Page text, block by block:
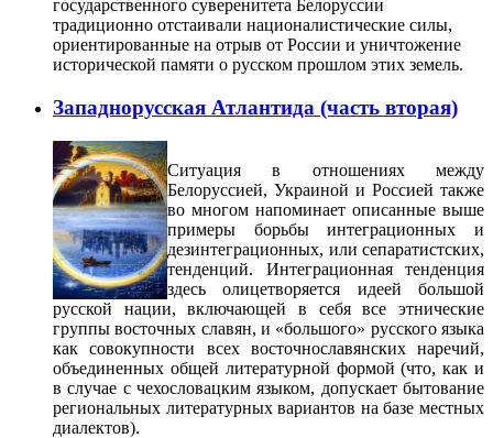
государственного суверенитета Белоруссии
традиционно отстаивали националистические силы,
ориентированные на отрыв от России и уничтожение
исторической памяти о русском прошлом этих земель.
Западнорусская Атлантида (часть вторая)
Ситуация в отношениях между
Белоруссией, Украиной и Россией также
во многом напоминает описанные выше
примеры борьбы интеграционных и
дезинтеграционных, или сепаратистских,
тенденций. Интеграционная тенденция
здесь олицетворяется идеей большой
русской нации, включающей в себя все этнические
группы восточных славян, и «большого» русского языка
как совокупности всех восточнославянских наречий,
объединенных общей литературной формой (что, как и
в случае с чехословацким языком, допускает бытование
региональных литературных вариантов на базе местных
диалектов).